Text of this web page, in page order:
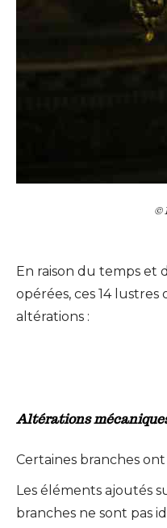
©
En raison du temps et
opérées, ces 14
altérations :
Altérations
Certaines branches
Les éléments ajoutés
branches ne sont pas